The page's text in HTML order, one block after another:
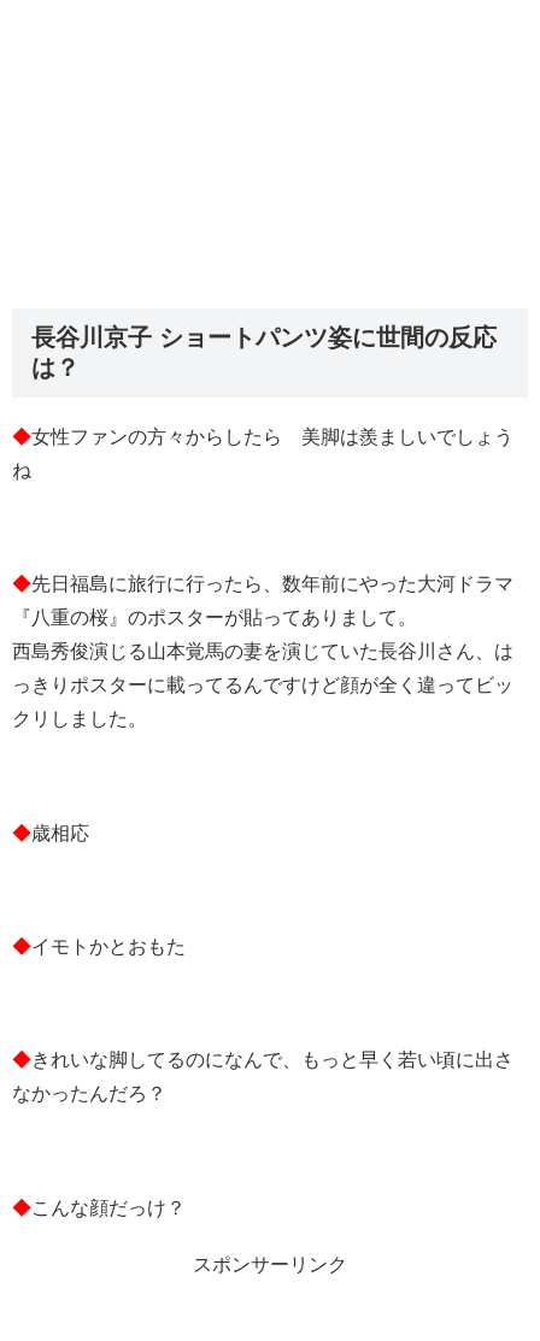
長谷川京子 ショートパンツ姿に世間の反応
は？
◆女性ファンの方々からしたら 美脚は羨ましいでしょう
ね
◆先日福島に旅行に行ったら、数年前にやった大河ドラマ
『八重の桜』のポスターが貼ってありまして。
西島秀俊演じる山本覚馬の妻を演じていた長谷川さん、は
っきりポスターに載ってるんですけど顔が全く違ってビッ
クリしました。
◆歳相応
◆イモトかとおもた
◆きれいな脚してるのになんで、もっと早く若い頃に出さ
なかったんだろ？
◆こんな顔だっけ？
スポンサーリンク